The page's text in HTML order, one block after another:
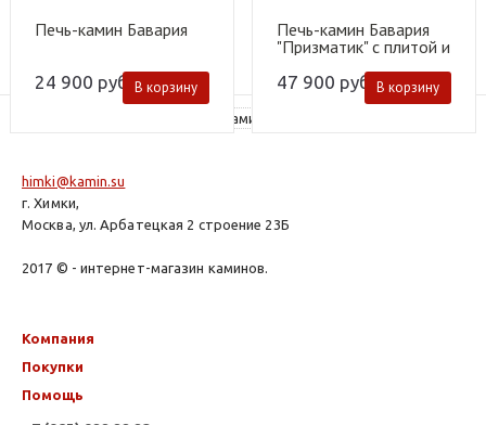
Печь-камин Бавария
24 900 руб. В корзину
Печь-камин Бавария
"Призматик" с плитой и
47 900 руб. В корзину
himki@kamin.su
г. Химки,
Москва, ул. Арбатецкая 2 строение 23Б
2017 © - интернет-магазин каминов.
Компания
Покупки
Помощь